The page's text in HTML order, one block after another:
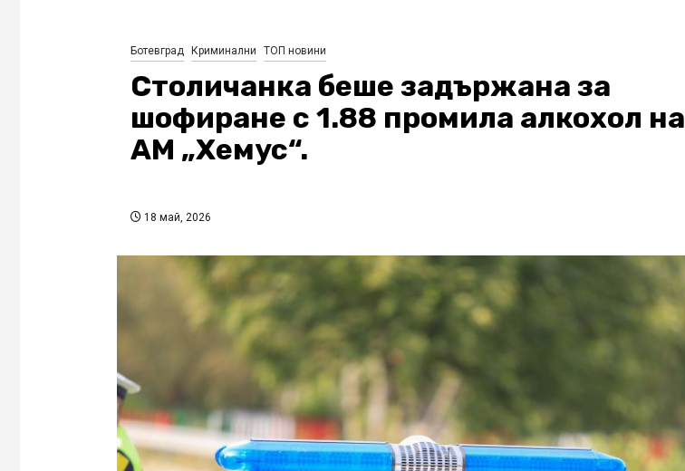
Ботевград Криминални ТОП новини
Столичанка беше задържана за
шофиране с 1.88 промила алкохол на
АМ „Хемус“.
18 май, 2026